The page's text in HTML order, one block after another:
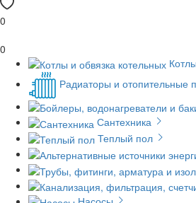
0
0
Радиаторы и отопительные
Сантехника
Теплый пол